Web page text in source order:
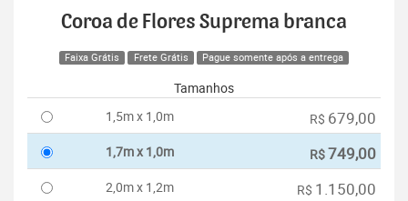
Coroa de Flores Suprema branca
Faixa Grátis Frete Grátis Pague somente após a entrega
Tamanhos
1,5m x 1,0m
R$ 679,00
1,7m x 1,0m R$749,00
2,0m x 1,2m R$ 1.150,00